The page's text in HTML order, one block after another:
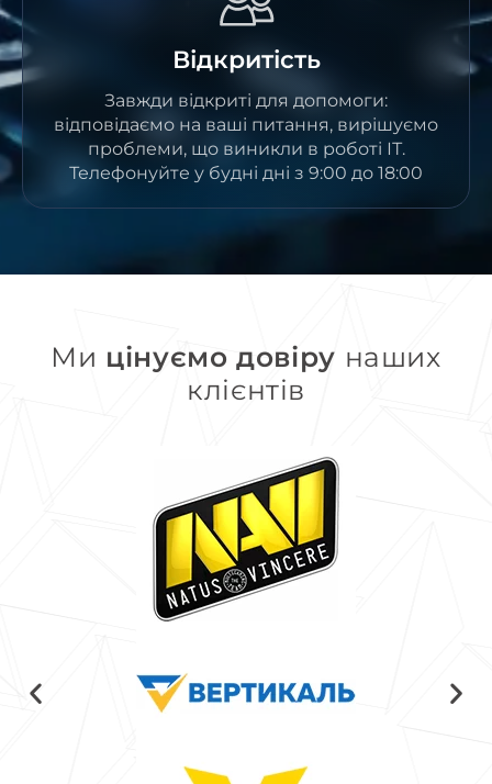
Відкритість
Завжди відкриті для допомоги:
відповідаємо на ваші питання, вирішуємо
проблеми, що виникли в роботі ІТ.
Телефонуйте у будні дні з 9:00 до 18:00
Ми цінуємо довіру наших
клієнтів